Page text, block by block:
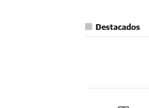
Destacados